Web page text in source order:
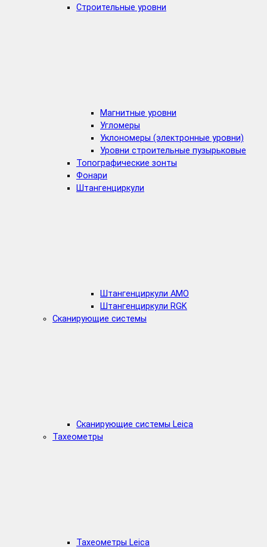
Строительные уровни
Магнитные уровни
Угломеры
Уклономеры (электронные уровни)
Уровни строительные пузырьковые
Топографические зонты
Фонари
Штангенциркули
Штангенциркули AMO
Штангенциркули RGK
Сканирующие системы
Сканирующие системы Leica
Тахеометры
Тахеометры Leica